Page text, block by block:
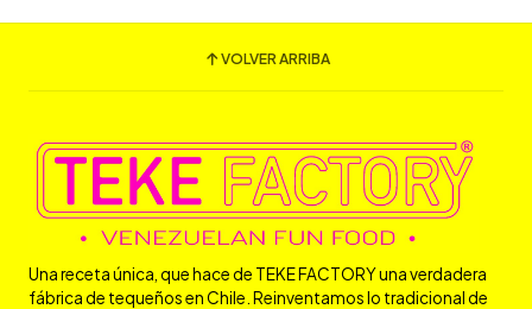
VOLVER ARRIBA
Una receta única, que hace de TEKE FACTORY una verdadera
fábrica de tequeños en Chile. Reinventamos lo tradicional de